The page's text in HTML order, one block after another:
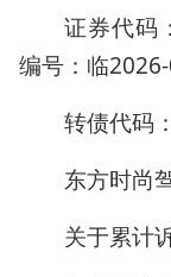
证券代码
编号：临
转债代码
东方时尚
关于累计